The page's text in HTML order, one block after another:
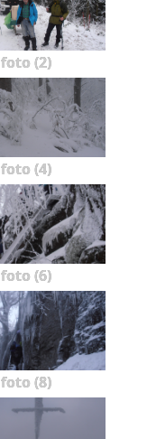
foto (2)
foto (4)
foto (6)
foto (8)